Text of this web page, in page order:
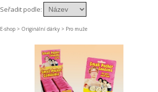
Seřadit podle:
E-shop > Originální dárky > Pro muže